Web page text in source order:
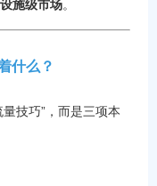
施级市场。
什么？
技巧”，而是三项本